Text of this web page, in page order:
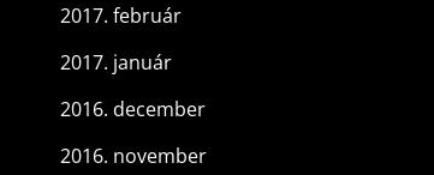
2017. február
2017. január
2016. december
2016. november